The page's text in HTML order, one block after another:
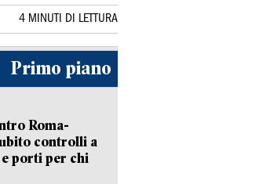
4 MINUTI DI LETTURA
Primo piano
Roma-
controlli a
porti per chi